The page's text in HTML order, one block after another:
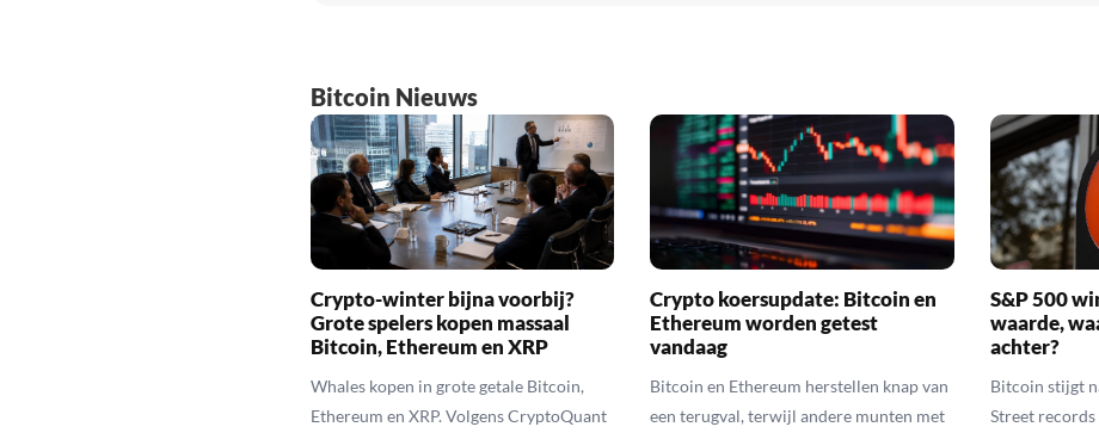
Bitcoin Nieuws
Crypto-winter bijna voorbij?
Grote spelers kopen massaal
Bitcoin, Ethereum en XRP
Whales kopen in grote getale Bitcoin,
Ethereum en XRP. Volgens CryptoQuant
Crypto koersupdate: Bitcoin en
Ethereum worden getest
vandaag
Bitcoin en Ethereum herstellen knap van
een terugval, terwijl andere munten met
S&P 500
waarde,
achter?
Bitcoin stijgt
Street